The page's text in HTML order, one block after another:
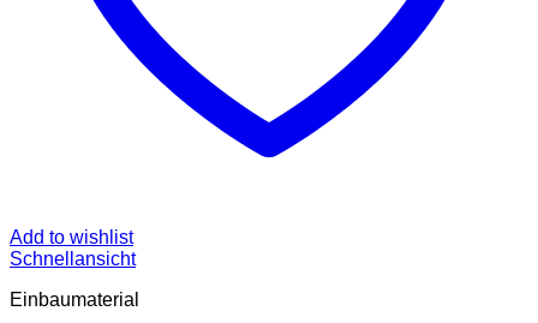
Add to wishlist
Schnellansicht
Einbaumaterial